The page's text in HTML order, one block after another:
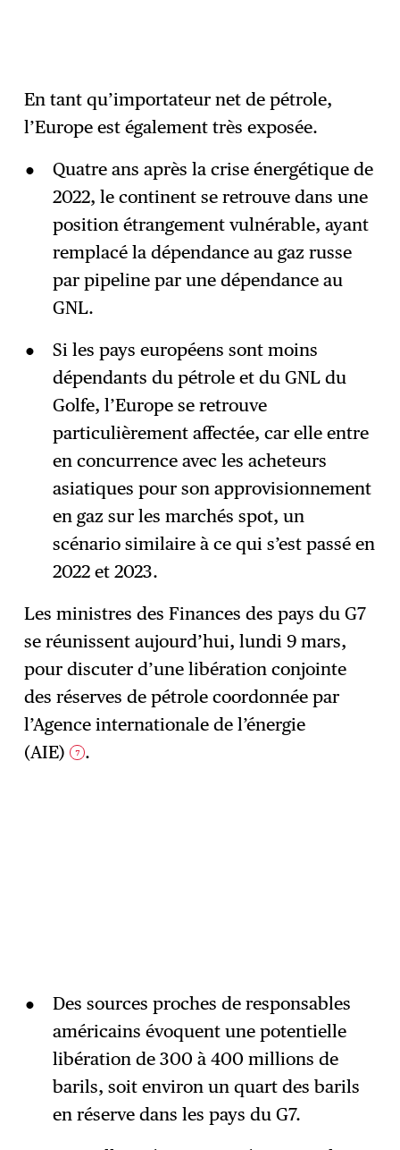
En tant qu’importateur net de pétrole,
l’Europe est également très exposée.
Quatre ans après la crise énergétique de
2022, le continent se retrouve dans une
position étrangement vulnérable, ayant
remplacé la dépendance au gaz russe
par pipeline par une dépendance au
GNL.
Si les pays européens sont moins
dépendants du pétrole et du GNL du
Golfe, l’Europe se retrouve
particulièrement affectée, car elle entre
en concurrence avec les acheteurs
asiatiques pour son approvisionnement
en gaz sur les marchés spot, un
scénario similaire à ce qui s’est passé en
2022 et 2023.
Les ministres des Finances des pays du G7
se réunissent aujourd’hui, lundi 9 mars,
pour discuter d’une libération conjointe
des réserves de pétrole coordonnée par
l’Agence internationale de l’énergie
(AIE) 7 .
Des sources proches de responsables
américains évoquent une potentielle
libération de 300 à 400 millions de
barils, soit environ un quart des barils
en réserve dans les pays du G7.